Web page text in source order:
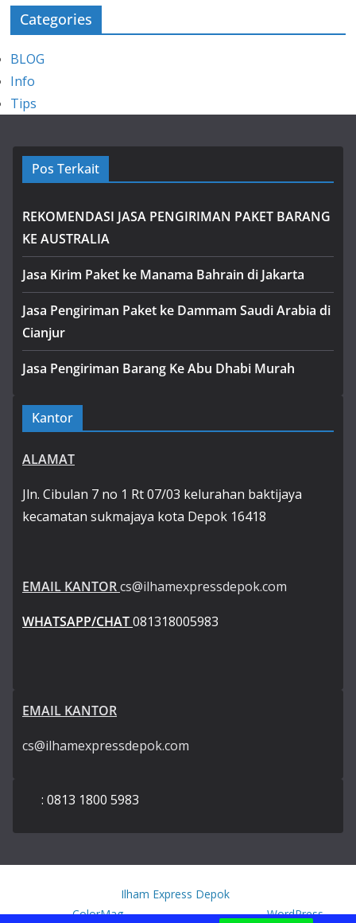
Categories
BLOG
Info
Tips
Pos Terkait
REKOMENDASI JASA PENGIRIMAN PAKET BARANG
KE AUSTRALIA
Jasa Kirim Paket ke Manama Bahrain di Jakarta
Jasa Pengiriman Paket ke Dammam Saudi Arabia di
Cianjur
Jasa Pengiriman Barang Ke Abu Dhabi Murah
Kantor
ALAMAT
Jln. Cibulan 7 no 1 Rt 07/03 kelurahan baktijaya
kecamatan sukmajaya kota Depok 16418
EMAIL KANTORcs@ilhamexpressdepok.com
WHATSAPP/CHAT081318005983
EMAIL KANTOR
cs@ilhamexpressdepok.com
: 0813 1800 5983
Ilham Express Depok
Theme:ColorMagby ThemeGrill. Powered byWordPress.